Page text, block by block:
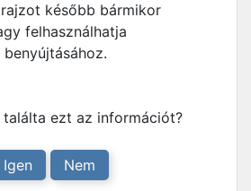
később bármikor
felhasználhatja
találta ezt az információt?
Igen Nem